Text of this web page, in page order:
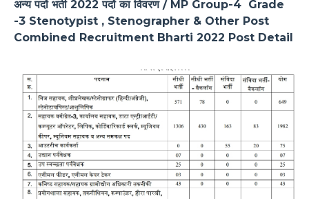
अन्य पदों भर्ती 2022 पदों का विवरण / MP Group-4 Grade
-3 Stenotypist , Stenographer & Other Post
Combined Recruitment Bharti 2022 Post Detail